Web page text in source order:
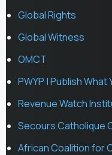
Global Rights
Global Witness
OMCT
PWYP | Publish What
Revenue Watch
Secours Catholique
African Coalition for